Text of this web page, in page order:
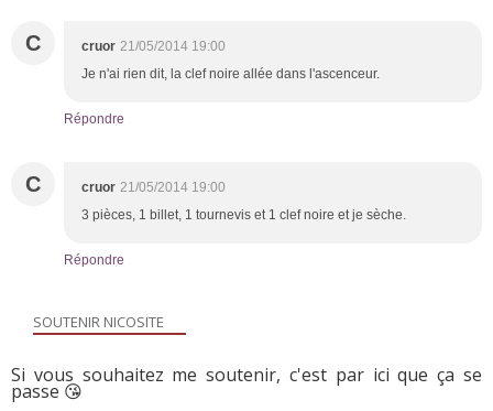
C cruor 21/05/2014 19:00
Je n'ai rien dit, la clef noire allée dans l'ascenceur.
Répondre
C cruor 21/05/2014 19:00
3 pièces, 1 billet, 1 tournevis et 1 clef noire et je sèche.
Répondre
SOUTENIR NICOSITE
Si vous souhaitez me soutenir, c'est par ici que ça se
passe 😘